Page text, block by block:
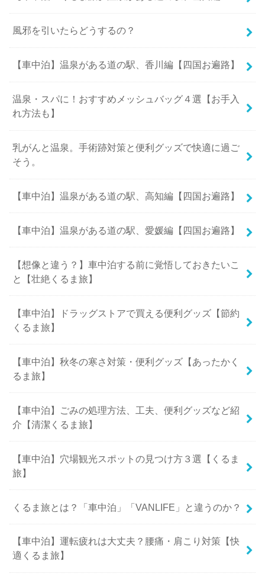
風邪を引いたらどうするの？
【車中泊】温泉がある道の駅、香川編【四国お遍路】
温泉・スパに！おすすめメッシュバッグ４選【お手入
れ方法も】
乳がんと温泉。手術跡対策と便利グッズで快適に過ご
そう。
【車中泊】温泉がある道の駅、高知編【四国お遍路】
【車中泊】温泉がある道の駅、愛媛編【四国お遍路】
【想像と違う？】車中泊する前に覚悟しておきたいこ
と【壮絶くるま旅】
【車中泊】ドラッグストアで買える便利グッズ【節約
くるま旅】
【車中泊】秋冬の寒さ対策・便利グッズ【あったかく
るま旅】
【車中泊】ごみの処理方法、工夫、便利グッズなど紹
介【清潔くるま旅】
【車中泊】穴場観光スポットの見つけ方３選【くるま
旅】
くるま旅とは？「車中泊」「VANLIFE」と違うのか？
【車中泊】運転疲れは大丈夫？腰痛・肩こり対策【快
適くるま旅】